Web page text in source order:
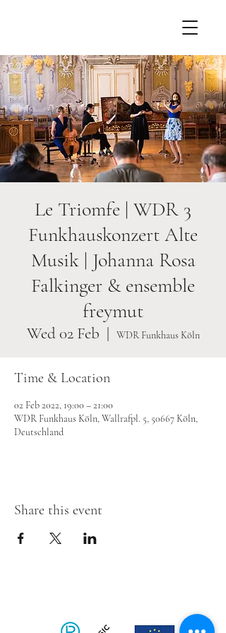
Le Triomfe | WDR 3
Funkhauskonzert Alte
Musik | Johanna Rosa
Falkinger & ensemble
freymut
Wed 02 Feb
  |
WDR Funkhaus Köln
Time & Location
02 Feb 2022, 19:00 – 21:00
WDR Funkhaus Köln, Wallrafpl. 5, 50667 Köln,
Deutschland
Share this event